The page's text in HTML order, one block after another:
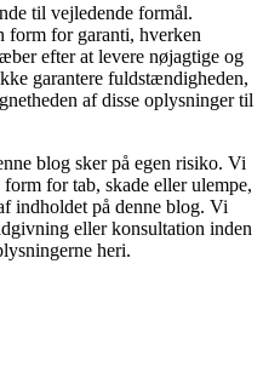
til vejledende formål.
form for garanti, hverken
efter at levere nøjagtige og
garantere fuldstændigheden,
af disse oplysninger til
blog sker på egen risiko. Vi
for tab, skade eller ulempe,
indholdet på denne blog. Vi
eller konsultation inden
heri.